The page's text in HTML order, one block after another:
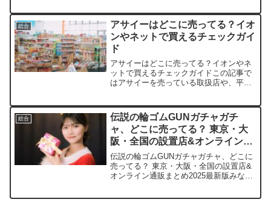
紹介します。店舗平均価格特徴Amaz...
総合
アサイーはどこに売ってる？イオ
ンやネットで買えるチェックガイ
ド
アサイーはどこに売ってる？イオンやネ
ットで買えるチェックガイドこの記事で
はアサイーを売っている取扱店や、平均
ネットで手軽に買いたい方もぜひ参考に
してください。イオンで見...
総合
伝説の輪ゴムGUNガチャガチ
ャ、どこに売ってる？ 東京・大
阪・全国の設置店&オンライン通
販まとめ2025最新版
伝説の輪ゴムGUNガチャガチャ、どこに
売ってる？ 東京・大阪・全国の設置店&
オンライン通販まとめ2025最新版みなさ